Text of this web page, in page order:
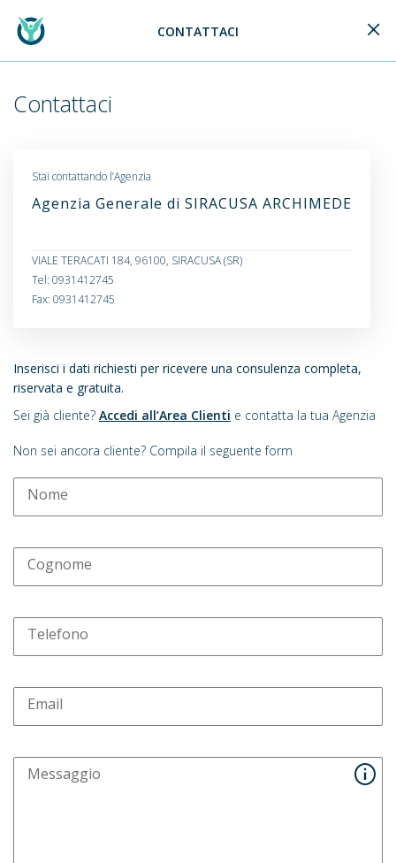
Generali Logo CONTATTACI
Contattaci
Inserisci i dati richiesti per ricevere una consulenza completa,
riservata e gratuita.
Sei già cliente? Accedi all’Area Clienti e contatta la tua Agenzia
Non sei ancora cliente? Compila il seguente form
Nome
Cognome
Telefono
Email
Messaggio
Stai contattando l’Agenzia
Agenzia Generale di SIRACUSA ARCHIMEDE
VIALE TERACATI 184, 96100, SIRACUSA (SR)
Tel: 0931412745
Fax: 0931412745